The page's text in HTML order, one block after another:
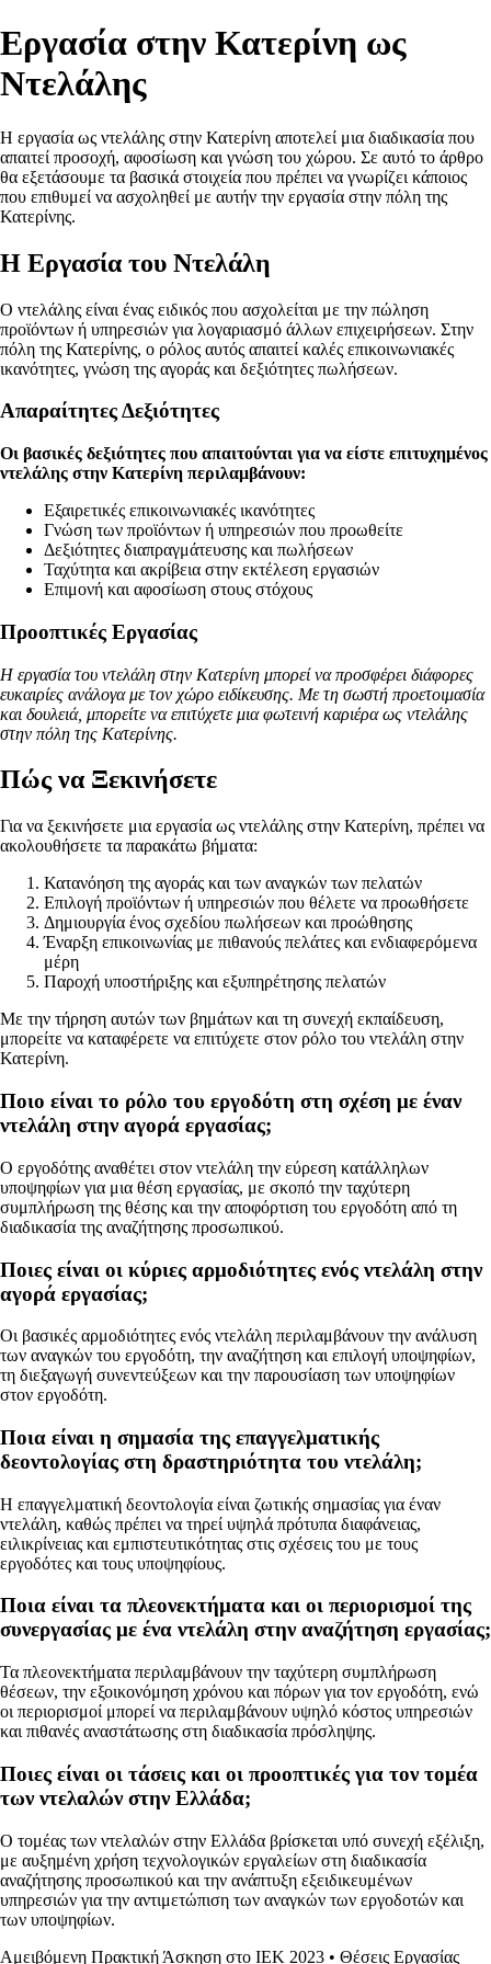
Εργασία στην Κατερίνη ως
Ντελάλης
Η εργασία ως ντελάλης στην Κατερίνη αποτελεί μια διαδικασία που
απαιτεί προσοχή, αφοσίωση και γνώση του χώρου. Σε αυτό το άρθρο
θα εξετάσουμε τα βασικά στοιχεία που πρέπει να γνωρίζει κάποιος
που επιθυμεί να ασχοληθεί με αυτήν την εργασία στην πόλη της
Κατερίνης.
Η Εργασία του Ντελάλη
Ο ντελάλης είναι ένας ειδικός που ασχολείται με την πώληση
προϊόντων ή υπηρεσιών για λογαριασμό άλλων επιχειρήσεων. Στην
πόλη της Κατερίνης, ο ρόλος αυτός απαιτεί καλές επικοινωνιακές
ικανότητες, γνώση της αγοράς και δεξιότητες πωλήσεων.
Απαραίτητες Δεξιότητες
Οι βασικές δεξιότητες που απαιτούνται για να είστε επιτυχημένος
ντελάλης στην Κατερίνη περιλαμβάνουν:
Εξαιρετικές επικοινωνιακές ικανότητες
Γνώση των προϊόντων ή υπηρεσιών που προωθείτε
Δεξιότητες διαπραγμάτευσης και πωλήσεων
Ταχύτητα και ακρίβεια στην εκτέλεση εργασιών
Επιμονή και αφοσίωση στους στόχους
Προοπτικές Εργασίας
Η εργασία του ντελάλη στην Κατερίνη μπορεί να προσφέρει διάφορες
ευκαιρίες ανάλογα με τον χώρο ειδίκευσης. Με τη σωστή προετοιμασία
και δουλειά, μπορείτε να επιτύχετε μια φωτεινή καριέρα ως ντελάλης
στην πόλη της Κατερίνης.
Πώς να Ξεκινήσετε
Για να ξεκινήσετε μια εργασία ως ντελάλης στην Κατερίνη, πρέπει να
ακολουθήσετε τα παρακάτω βήματα:
Κατανόηση της αγοράς και των αναγκών των πελατών
Επιλογή προϊόντων ή υπηρεσιών που θέλετε να προωθήσετε
Δημιουργία ένος σχεδίου πωλήσεων και προώθησης
Έναρξη επικοινωνίας με πιθανούς πελάτες και ενδιαφερόμενα
μέρη
Παροχή υποστήριξης και εξυπηρέτησης πελατών
Με την τήρηση αυτών των βημάτων και τη συνεχή εκπαίδευση,
μπορείτε να καταφέρετε να επιτύχετε στον ρόλο του ντελάλη στην
Κατερίνη.
Ποιο είναι το ρόλο του εργοδότη στη σχέση με έναν
ντελάλη στην αγορά εργασίας;
Ο εργοδότης αναθέτει στον ντελάλη την εύρεση κατάλληλων
υποψηφίων για μια θέση εργασίας, με σκοπό την ταχύτερη
συμπλήρωση της θέσης και την αποφόρτιση του εργοδότη από τη
διαδικασία της αναζήτησης προσωπικού.
Ποιες είναι οι κύριες αρμοδιότητες ενός ντελάλη στην
αγορά εργασίας;
Οι βασικές αρμοδιότητες ενός ντελάλη περιλαμβάνουν την ανάλυση
των αναγκών του εργοδότη, την αναζήτηση και επιλογή υποψηφίων,
τη διεξαγωγή συνεντεύξεων και την παρουσίαση των υποψηφίων
στον εργοδότη.
Ποια είναι η σημασία της επαγγελματικής
δεοντολογίας στη δραστηριότητα του ντελάλη;
Η επαγγελματική δεοντολογία είναι ζωτικής σημασίας για έναν
ντελάλη, καθώς πρέπει να τηρεί υψηλά πρότυπα διαφάνειας,
ειλικρίνειας και εμπιστευτικότητας στις σχέσεις του με τους
εργοδότες και τους υποψηφίους.
Ποια είναι τα πλεονεκτήματα και οι περιορισμοί της
συνεργασίας με ένα ντελάλη στην αναζήτηση εργασίας;
Τα πλεονεκτήματα περιλαμβάνουν την ταχύτερη συμπλήρωση
θέσεων, την εξοικονόμηση χρόνου και πόρων για τον εργοδότη, ενώ
οι περιορισμοί μπορεί να περιλαμβάνουν υψηλό κόστος υπηρεσιών
και πιθανές αναστάτωσης στη διαδικασία πρόσληψης.
Ποιες είναι οι τάσεις και οι προοπτικές για τον τομέα
των ντελαλών στην Ελλάδα;
Ο τομέας των ντελαλών στην Ελλάδα βρίσκεται υπό συνεχή εξέλιξη,
με αυξημένη χρήση τεχνολογικών εργαλείων στη διαδικασία
αναζήτησης προσωπικού και την ανάπτυξη εξειδικευμένων
υπηρεσιών για την αντιμετώπιση των αναγκών των εργοδοτών και
των υποψηφίων.
Αμειβόμενη Πρακτική Άσκηση στο ΙΕΚ 2023 • Θέσεις Εργασίας